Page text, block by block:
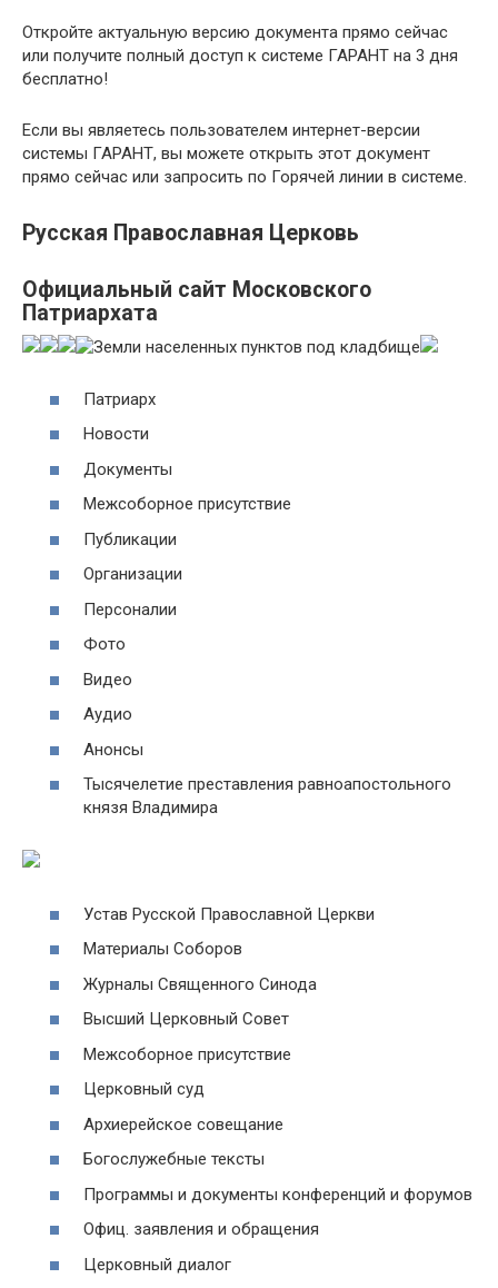
Откройте актуальную версию документа прямо сейчас
или получите полный доступ к системе ГАРАНТ на 3 дня
бесплатно!
Если вы являетесь пользователем интернет-версии
системы ГАРАНТ, вы можете открыть этот документ
прямо сейчас или запросить по Горячей линии в системе.
Русская Православная Церковь
Официальный сайт Московского
Патриархата
Патриарх
Новости
Документы
Межсоборное присутствие
Публикации
Организации
Персоналии
Фото
Видео
Аудио
Анонсы
Тысячелетие преставления равноапостольного
князя Владимира
Устав Русской Православной Церкви
Материалы Соборов
Журналы Священного Синода
Высший Церковный Совет
Межсоборное присутствие
Церковный суд
Архиерейское совещание
Богослужебные тексты
Программы и документы конференций и форумов
Офиц. заявления и обращения
Церковный диалог